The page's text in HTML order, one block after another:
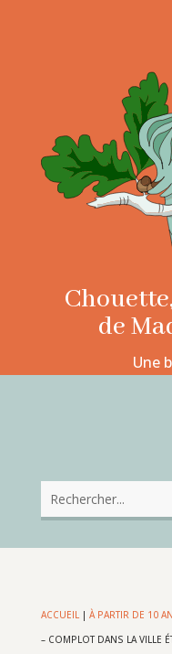
de
Une
ACCUEIL| À PARTIR DE 10
– COMPLOT DANS LA VILLE